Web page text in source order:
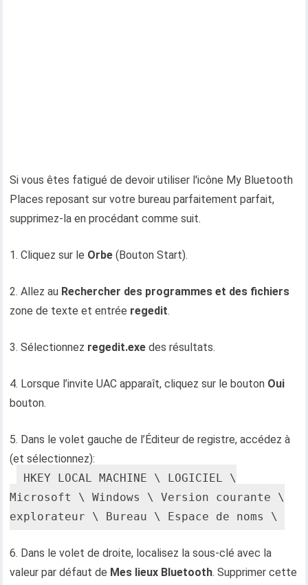
Si vous êtes fatigué de devoir utiliser l'icône My Bluetooth
Places reposant sur votre bureau parfaitement parfait,
supprimez-la en procédant comme suit.
1. Cliquez sur le Orbe (Bouton Start).
2. Allez au Rechercher des programmes et des fichiers
zone de texte et entrée regedit.
3. Sélectionnez regedit.exe des résultats.
4. Lorsque l’invite UAC apparaît, cliquez sur le bouton Oui
bouton.
5. Dans le volet gauche de l’Éditeur de registre, accédez à
(et sélectionnez):
HKEY_LOCAL_MACHINE \ LOGICIEL \
Microsoft \ Windows \ Version courante \
explorateur \ Bureau \ Espace de noms \
6. Dans le volet de droite, localisez la sous-clé avec la
valeur par défaut de Mes lieux Bluetooth. Supprimer cette